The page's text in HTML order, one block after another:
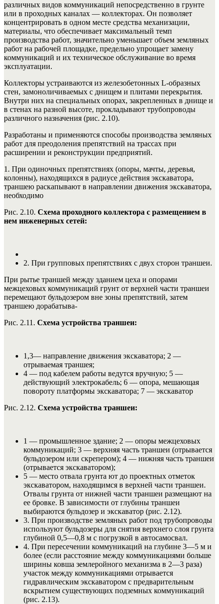
различных видов коммуникаций непосредственно в грунте
или в проходных каналах — коллекторах. Он позволяет
концентрировать в одном месте средства механизации,
материалы, что обеспечивает максимальный темп
производства работ, значительно уменьшает объем земляных
работ на рабочей площадке, предельно упрощает замену
коммуникаций и их техническое обслуживание во время
эксплуатации.
Коллекторы устраиваются из железобетонных L-образных
стен, замоноличиваемых с днищем и плитами перекрытия.
Внутри них на специальных опорах, закрепленных в днище и
в стенах на разной высоте, прокладывают трубопроводы
различного назначения (рис. 2.10).
Разработаны и применяются способы производства земляных
работ для преодоления препятствий на трассах при
расширении и реконструкции предприятий.
1. При одиночных препятствиях (опоры, мачты, деревья,
колонны), находящихся в радиусе действия экскаватора,
траншею раскапывают в направлении движения экскаватора,
необходимо
Рис. 2.10. Схема проходного коллектора с размещением в
нем инженерных сетей:
2. При групповых препятствиях с двух сторон траншеи.
При рытье траншей между зданием цеха и опорами
межцеховых коммуникаций грунт от верхней части траншеи
перемещают бульдозером вне зоны препятствий, затем
траншею дорабатыва-
Рис. 2.11. Схема устройства траншеи:
1,3— направление движения экскаватора; 2 —
отрываемая траншея;
4 — под кабелем работы ведутся вручную; 5 —
действующий электрокабель; 6 — опора, мешающая
повороту платформы экскаватора; 7 — экскаватор
Рис. 2.12. Схема устройства траншеи:
1 — промышленное здание; 2 — опоры межцеховых
коммуникаций; 3 — верхняя часть траншеи (отрывается
бульдозером или скрепером); 4 — нижняя часть траншеи
(отрывается экскаватором);
5 — место отвала грунта ют до проектных отметок
экскаватором, находящимся в верхней части траншеи.
Отвалы грунта от нижней части траншеи размещают на
ее бровке. В зависимости от глубины траншеи
выбираются бульдозер и экскаватор (рис. 2.12).
3. При производстве земляных работ под трубопроводы
используют бульдозеры для снятия верхнего слоя грунта
глубиной 0,5—0,8 м с погрузкой в автосамосвал.
4. При пересечении коммуникаций на глубине 3—5 м и
более (если расстояние между коммуникациями больше
ширины ковша землеройного механизма в 2—3 раза)
участок между коммуникациями отрывается
гидравлическим экскаватором с предварительным
вскрытием существующих подземных коммуникаций
(рис. 2.13).